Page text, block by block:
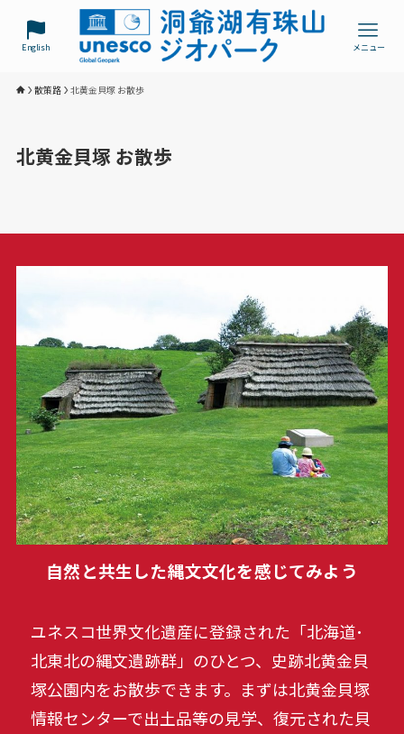
English メニュー
散策路 北黄金貝塚 お散歩
北黄金貝塚 お散歩
自然と共生した縄文文化を感じてみよう
ユネスコ世界文化遺産に登録された「北海道･
北東北の縄文遺跡群」のひとつ、史跡北黄金貝
塚公園内をお散歩できます。まずは北黄金貝塚
情報センターで出土品等の見学、復元された貝